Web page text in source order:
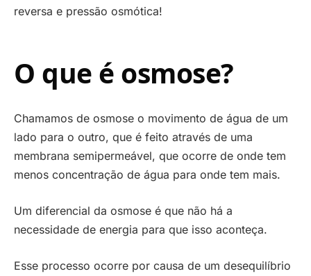
reversa e pressão osmótica!
O que é osmose?
Chamamos de osmose o movimento de água de um
lado para o outro, que é feito através de uma
membrana semipermeável, que ocorre de onde tem
menos concentração de água para onde tem mais.
Um diferencial da osmose é que não há a
necessidade de energia para que isso aconteça.
Esse processo ocorre por causa de um desequilíbrio